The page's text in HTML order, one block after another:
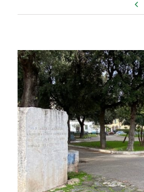
Ingrandisci
immagine